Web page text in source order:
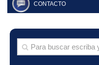
CONTACTO